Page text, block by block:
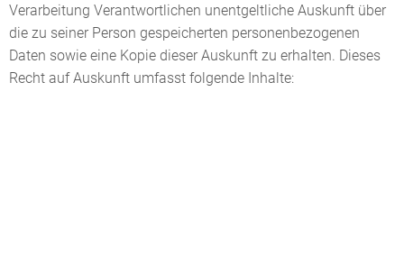
Verarbeitung Verantwortlichen unentgeltliche Auskunft über
die zu seiner Person gespeicherten personenbezogenen
Daten sowie eine Kopie dieser Auskunft zu erhalten. Dieses
Recht auf Auskunft umfasst folgende Inhalte: